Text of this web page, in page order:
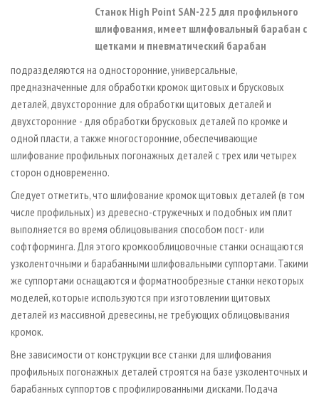
Станок High Point SAN-225 для профильного
шлифования, имеет шлифовальный барабан с
щетками и пневматический барабан
подразделяются на односторонние, универсальные,
предназначенные для обработки кромок щитовых и брусковых
деталей, двухсторонние для обработки щитовых деталей и
двухсторонние - для обработки брусковых деталей по кромке и
одной пласти, а также многосторонние, обеспечивающие
шлифование профильных погонажных деталей с трех или четырех
сторон одновременно.
Следует отметить, что шлифование кромок щитовых деталей (в том
числе профильных) из древесно-стружечных и подобных им плит
выполняется во время облицовывания способом пост- или
софтформинга. Для этого кромкооблицовочные станки оснащаются
узколенточными и барабанными шлифовальными суппортами. Такими
же суппортами оснащаются и форматнообрезные станки некоторых
моделей, которые используются при изготовлении щитовых
деталей из массивной древесины, не требующих облицовывания
кромок.
Вне зависимости от конструкции все станки для шлифования
профильных погонажных деталей строятся на базе узколенточных и
барабанных суппортов с профилированными дисками. Подача